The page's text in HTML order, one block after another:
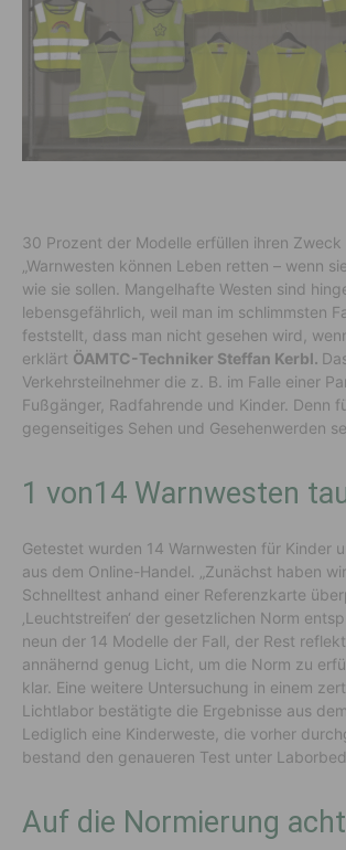
30 Prozent der Modelle erfüllen ihren Zweck
„Warnwesten können Leben retten – wenn
wie sie sollen. Mangelhafte Westen sind
lebensgefährlich, weil man im schlimmsten
feststellt, dass man nicht gesehen wird,
erklärt ÖAMTC-Techniker Steffan Kerbl.
Verkehrsteilnehmer die z. B. im Falle einer
Fußgänger, Radfahrende und Kinder. Denn
gegenseitiges Sehen und Gesehenwerden
1 von14 Warnwesten
Getestet wurden 14 Warnwesten für Kinder
aus dem Online-Handel. „Zunächst haben
Schnelltest anhand einer Referenzkarte
‚Leuchtstreifen‘ der gesetzlichen Norm
neun der 14 Modelle der Fall, der Rest
annähernd genug Licht, um die Norm zu
klar. Eine weitere Untersuchung in einem
Lichtlabor bestätigte die Ergebnisse aus
Lediglich eine Kinderweste, die vorher
bestand den genaueren Test unter
Auf die Normierung